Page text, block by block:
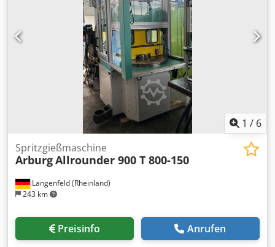
1 / 6
Langenfeld (Rheinland)
243 km
Spritzgießmaschine
ArburgAllrounder 900 T 800-150
Preisinfo Anrufen